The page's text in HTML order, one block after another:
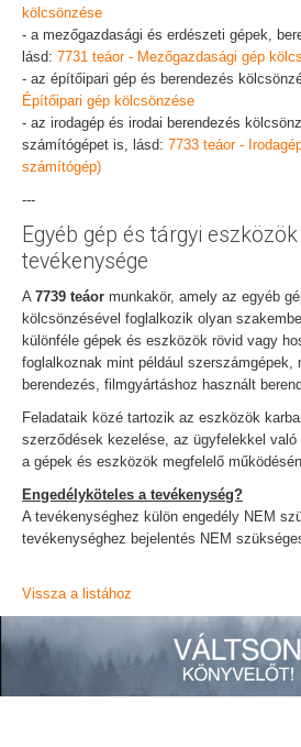
kölcsönzése
- a mezőgazdasági és erdészeti gépek,
lásd: 7731 teáor - Mezőgazdasági gép
- az építőipari gép és berendezés
Építőipari gép kölcsönzése
- az irodagép és irodai berendezés
számítógépet is, lásd: 7733 teáor -
számítógép)
---
Egyéb gép és tárgyi
tevékenysége
A 7739 teáor munkakör, amely az egyéb
kölcsönzésével foglalkozik olyan
különféle gépek és eszközök rövid vagy
foglalkoznak mint például szerszámgépek,
berendezés, filmgyártáshoz használt
Feladataik közé tartozik az eszközök
szerződések kezelése, az ügyfelekkel
a gépek és eszközök megfelelő
Engedélyköteles a tevékenység?
A tevékenységhez külön engedély NEM
tevékenységhez bejelentés NEM
Vissza a listához